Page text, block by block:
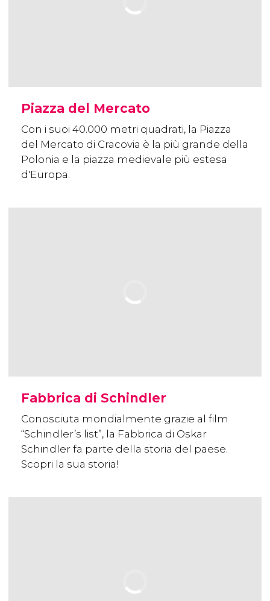
Piazza del Mercato
Con i suoi 40.000 metri quadrati, la Piazza
del Mercato di Cracovia è la più grande della
Polonia e la piazza medievale più estesa
d'Europa.
Fabbrica di Schindler
Conosciuta mondialmente grazie al film
“Schindler’s list”, la Fabbrica di Oskar
Schindler fa parte della storia del paese.
Scopri la sua storia!